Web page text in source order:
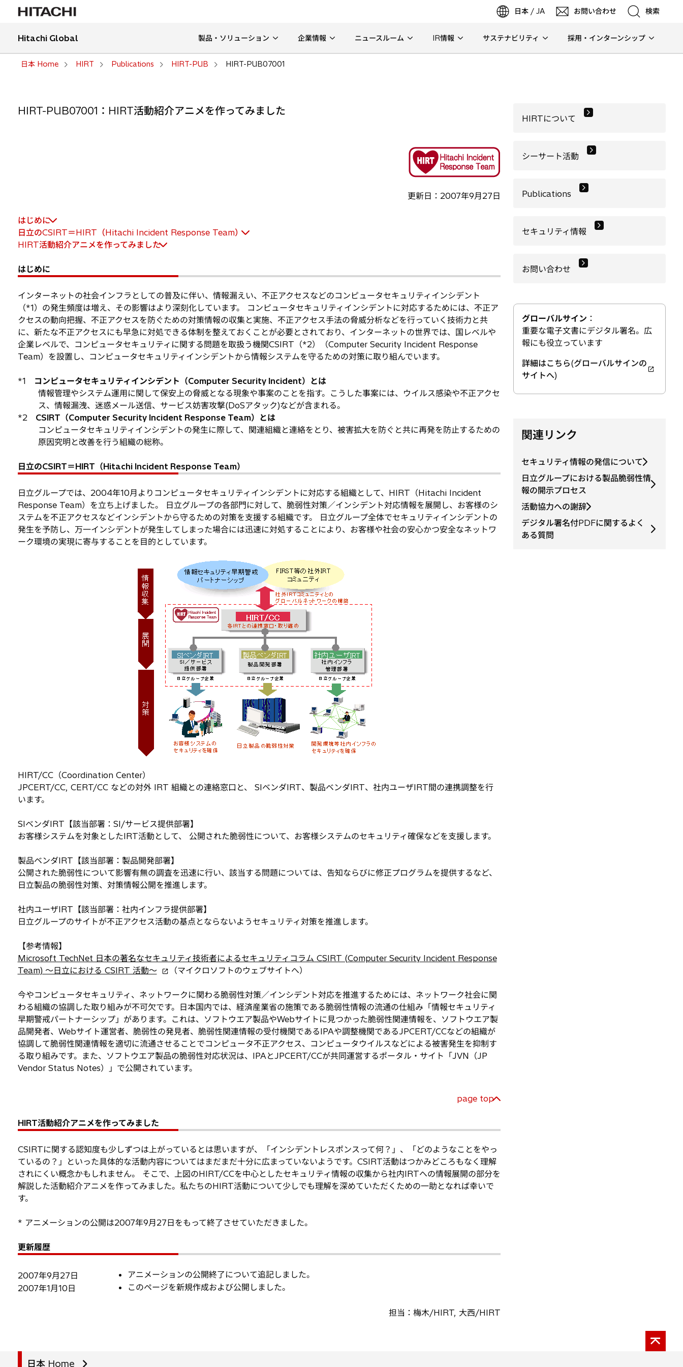
日本 / JA お問い合わせ 検索
検索
Hitachi Global 製品・ソリューション 企業情報 ニュースルーム IR情報 サステナビリティ 採用・インターンシップ
日本 Home HIRT Publications HIRT-PUB HIRT-PUB07001
HIRT-PUB07001：HIRT活動紹介アニメを作ってみました
更新日：2007年9月27日
はじめに
日立のCSIRT＝HIRT（Hitachi Incident Response Team）
HIRT活動紹介アニメを作ってみました
はじめに
インターネットの社会インフラとしての普及に伴い、情報漏えい、不正アクセスなどのコンピュータセキュリティインシデント
（*1）の発生頻度は増え、その影響はより深刻化しています。 コンピュータセキュリティインシデントに対応するためには、不正ア
クセスの動向把握、不正アクセスを防ぐための対策情報の収集と実施、不正アクセス手法の脅威分析などを行っていく技術力と共
に、新たな不正アクセスにも早急に対処できる体制を整えておくことが必要とされており、インターネットの世界では、国レベルや
企業レベルで、コンピュータセキュリティに関する問題を取扱う機関CSIRT（*2）（Computer Security Incident Response
Team）を設置し、コンピュータセキュリティインシデントから情報システムを守るための対策に取り組んでいます。
*1
コンピュータセキュリティインシデント（Computer Security Incident）とは
情報管理やシステム運用に関して保安上の脅威となる現象や事案のことを指す。こうした事案には、ウイルス感染や不正アクセ
ス、情報漏洩、迷惑メール送信、サービス妨害攻撃(DoSアタック)などが含まれる。
*2 CSIRT（Computer Security Incident Response Team）とは
コンピュータセキュリティインシデントの発生に際して、関連組織と連絡をとり、被害拡大を防ぐと共に再発を防止するための
原因究明と改善を行う組織の総称。
日立のCSIRT＝HIRT（Hitachi Incident Response Team）
日立グループでは、2004年10月よりコンピュータセキュリティインシデントに対応する組織として、HIRT（Hitachi Incident
Response Team）を立ち上げました。 日立グループの各部門に対して、脆弱性対策／インシデント対応情報を展開し、お客様のシ
ステムを不正アクセスなどインシデントから守るための対策を支援する組織です。 日立グループ全体でセキュリティインシデントの
発生を予防し、万一インシデントが発生してしまった場合には迅速に対処することにより、お客様や社会の安心かつ安全なネットワ
ーク環境の実現に寄与することを目的としています。
HIRT/CC（Coordination Center）
JPCERT/CC, CERT/CC などの対外 IRT 組織との連絡窓口と、 SIベンダIRT、製品ベンダIRT、社内ユーザIRT間の連携調整を行
います。
SIベンダIRT【該当部署：SI/サービス提供部署】
お客様システムを対象としたIRT活動として、 公開された脆弱性について、お客様システムのセキュリティ確保などを支援します。
製品ベンダIRT【該当部署：製品開発部署】
公開された脆弱性について影響有無の調査を迅速に行い、該当する問題については、告知ならびに修正プログラムを提供するなど、
日立製品の脆弱性対策、対策情報公開を推進します。
社内ユーザIRT【該当部署：社内インフラ提供部署】
日立グループのサイトが不正アクセス活動の基点とならないようセキュリティ対策を推進します。
【参考情報】
Microsoft TechNet 日本の著名なセキュリティ技術者によるセキュリティコラム CSIRT (Computer Security Incident Response
Team) ～日立における CSIRT 活動～新
い
タ
ブ
で
開
く
（マイクロソフトのウェブサイトへ）
今やコンピュータセキュリティ、ネットワークに関わる脆弱性対策／インシデント対応を推進するためには、ネットワーク社会に関
わる組織の協調した取り組みが不可欠です。日本国内では、経済産業省の施策である脆弱性情報の流通の仕組み「情報セキュリティ
早期警戒パートナーシップ」があります。これは、ソフトウエア製品やWebサイトに見つかった脆弱性関連情報を、ソフトウエア製
品開発者、Webサイト運営者、脆弱性の発見者、脆弱性関連情報の受付機関であるIPAや調整機関であるJPCERT/CCなどの組織が
協調して脆弱性関連情報を適切に流通させることでコンピュータ不正アクセス、コンピュータウイルスなどによる被害発生を抑制す
る取り組みです。また、ソフトウエア製品の脆弱性対応状況は、IPAとJPCERT/CCが共同運営するポータル・サイト「JVN（JP
Vendor Status Notes）」で公開されています。
page top
HIRT活動紹介アニメを作ってみました
CSIRTに関する認知度も少しずつは上がっているとは思いますが、「インシデントレスポンスって何？」、「どのようなことをやっ
ているの？」といった具体的な活動内容についてはまだまだ十分に広まっていないようです。CSIRT活動はつかみどころもなく理解
されにくい概念かもしれません。 そこで、上図のHIRT/CCを中心としたセキュリティ情報の収集から社内IRTへの情報展開の部分を
解説した活動紹介アニメを作ってみました。私たちのHIRT活動について少しでも理解を深めていただくための一助となれば幸いで
す。
* アニメーションの公開は2007年9月27日をもって終了させていただきました。
更新履歴
2007年9月27日
アニメーションの公開終了について追記しました。
2007年1月10日
このページを新規作成および公開しました。
担当：梅木/HIRT, 大西/HIRT
HIRTについて
シーサート活動
Publications
セキュリティ情報
お問い合わせ
グローバルサイン ：
重要な電子文書にデジタル署名。広
報にも役立っています
詳細はこちら(グローバルサインの
サイトへ)
新
で
く
関連リンク
セキュリティ情報の発信について
日立グループにおける製品脆弱性情
報の開示プロセス
活動協力への謝辞
デジタル署名付PDFに関するよく
ある質問
日本 Home